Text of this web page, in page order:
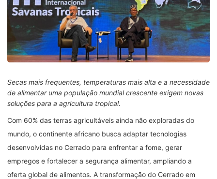
Secas mais frequentes, temperaturas mais alta e a necessidade
de alimentar uma população mundial crescente exigem novas
soluções para a agricultura tropical.
Com 60% das terras agricultáveis ainda não exploradas do
mundo, o continente africano busca adaptar tecnologias
desenvolvidas no Cerrado para enfrentar a fome, gerar
empregos e fortalecer a segurança alimentar, ampliando a
oferta global de alimentos. A transformação do Cerrado em